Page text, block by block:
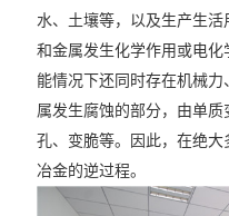
水、土壤等，以及生产生
和金属发生化学作用或电
能情况下还同时存在机械
属发生腐蚀的部分，由单
孔、变脆等。因此，在绝
冶金的逆过程。